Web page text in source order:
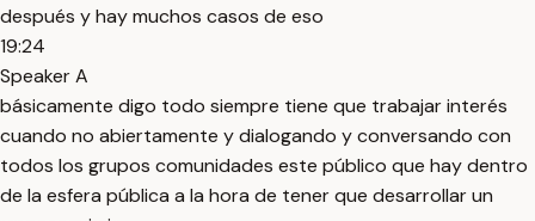
después y hay muchos casos de eso
19:24
Speaker A
básicamente digo todo siempre tiene que trabajar interés
cuando no abiertamente y dialogando y conversando con
todos los grupos comunidades este público que hay dentro
de la esfera pública a la hora de tener que desarrollar un